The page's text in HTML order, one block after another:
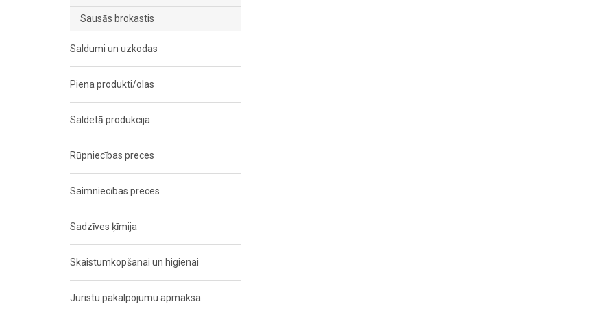
Sausās brokastis
Saldumi un uzkodas
Piena produkti/olas
Saldetā produkcija
Rūpniecības preces
Saimniecības preces
Sadzīves ķīmija
Skaistumkopšanai un higienai
Juristu pakalpojumu apmaksa